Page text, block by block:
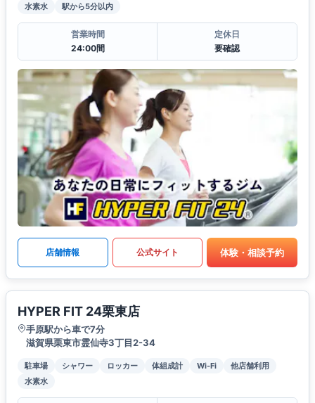
水素水
駅から5分以内
営業時間
24:00間
定休日
要確認
店舗情報 公式サイト 体験・相談予約
HYPER FIT 24栗東店
手原駅から車で7分
滋賀県栗東市霊仙寺3丁目2-34
駐車場 シャワー ロッカー 体組成計 Wi-Fi
他店舗利用
水素水